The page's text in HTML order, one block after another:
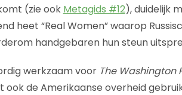
(zie ook Metagids #12), duidelijk
heet “Real Women” waarop
handgebaren hun steun
werkzaam voor The Washington
ook de Amerikaanse overheid